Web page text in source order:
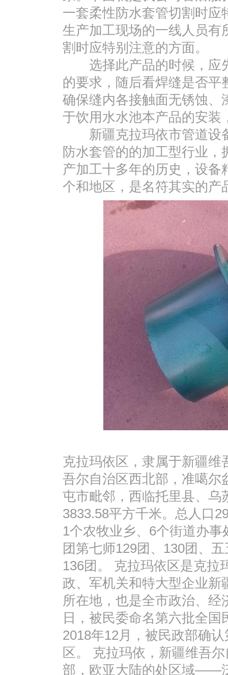
一套柔性防水套管切割时应
生产加工现场的一线人员有
割时应特别注意的方面。
选择此产品的时候，应
的要求，随后看焊缝是否
确保缝内各接触面无锈蚀、
于饮用水水池本产品的安装
新疆克拉玛依市管道设
防水套管的的加工型行业
产加工十多年的历史，设备
个和地区，是名符其实的产
克拉玛依区，隶属于新疆维
吾尔自治区西北部，准噶尔
屯市毗邻，西临托里县、乌
3833.58平方千米。总人口
1个农牧业乡、6个街道办
团第七师129团、130团、
136团。 克拉玛依区是克拉
政、军机关和特大型企业新
所在地，也是全市政治、经
日，被民委命名第六批全
2018年12月，被民政部确
区。 克拉玛依，新疆维吾
部，欧亚大陆的处区域——